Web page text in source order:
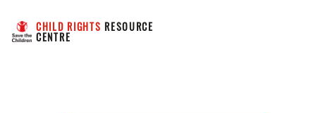
CHILD RIGHTS RESOURCE
CENTRE